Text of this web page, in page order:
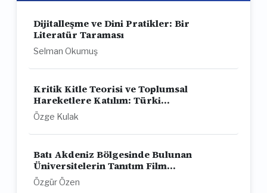
Dijitalleşme ve Dini Pratikler: Bir
Literatür Taraması
Selman Okumuş
Kritik Kitle Teorisi ve Toplumsal
Hareketlere Katılım: Türki...
Özge Kulak
Batı Akdeniz Bölgesinde Bulunan
Üniversitelerin Tanıtım Film...
Özgür Özen